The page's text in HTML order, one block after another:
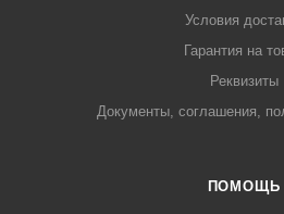
Условия
Гарантия на
Реквизиты
Документы, соглашения,
ПОМОЩЬ